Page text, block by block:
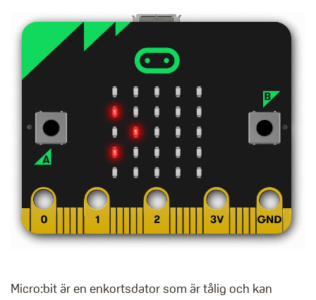
Micro:bit är en enkortsdator som är tålig och kan